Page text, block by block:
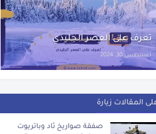
تعرف على العصر الجليدي
أغسطس 30, 2024
المقالات زيارة
صفقة صواريخ ثاد وباتريوت